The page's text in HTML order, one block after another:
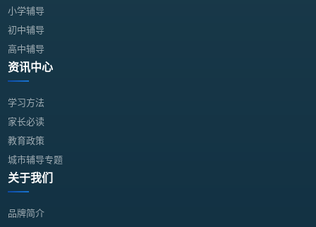
小学辅导
初中辅导
高中辅导
资讯中心
学习方法
家长必读
教育政策
城市辅导专题
关于我们
品牌简介